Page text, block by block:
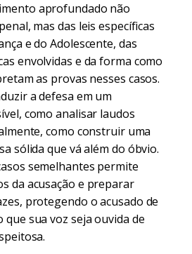
aprofundado não
mas das leis específicas
e do Adolescente, das
envolvidas e da forma como
as provas nesses casos.
a defesa em um
como analisar laudos
como construir uma
sólida que vá além do óbvio.
semelhantes permite
da acusação e preparar
protegendo o acusado de
sua voz seja ouvida de